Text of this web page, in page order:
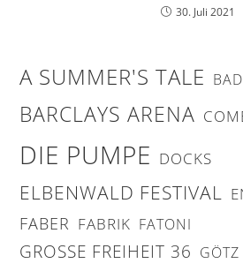
30. Juli 2021
A SUMMER'S TALE
BARCLAYS ARENA
DIE PUMPE DOCKS
ELBENWALD FESTIVAL
FABER FABRIK FATONI
GROSSE FREIHEIT 36